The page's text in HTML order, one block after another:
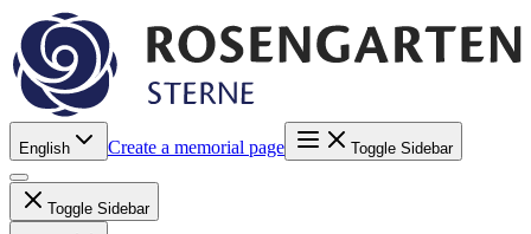
English Create a memorial page Toggle Sidebar
Toggle Sidebar